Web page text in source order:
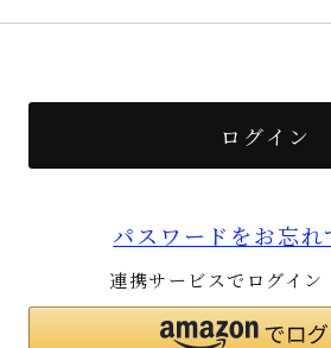
須)
ログイン
パスワードをお忘れ
連携サービスでログイン